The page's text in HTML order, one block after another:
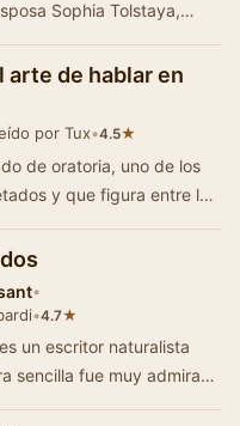
Sophia Tolstaya,
arte de hablar en
por Tux•4.5★
de oratoria, uno de los
y que figura entre los
•
•4.7★
un escritor naturalista
sencilla fue muy admirada